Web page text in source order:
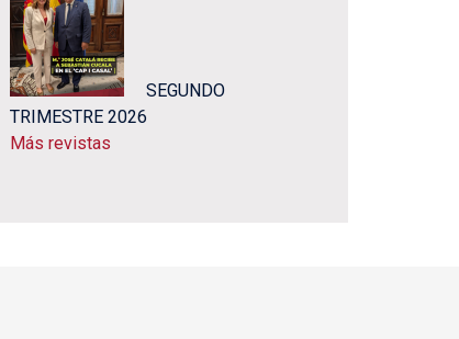
SEGUNDO
TRIMESTRE 2026
Más revistas